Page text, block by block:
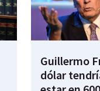
Guillermo
dólar